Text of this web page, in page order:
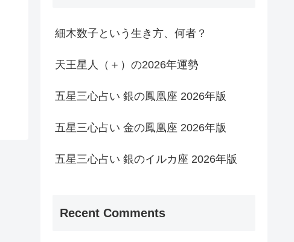
細木数子という生き方、何者？
天王星人（＋）の2026年運勢
五星三心占い 銀の鳳凰座 2026年版
五星三心占い 金の鳳凰座 2026年版
五星三心占い 銀のイルカ座 2026年版
Recent Comments